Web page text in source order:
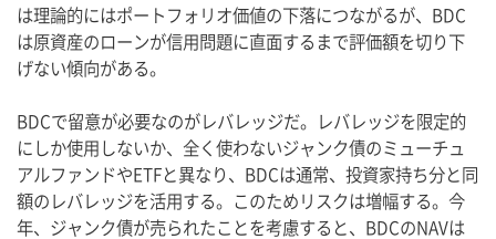
は理論的にはポートフォリオ価値の下落につながるが、BDC
は原資産のローンが信用問題に直面するまで評価額を切り下
げない傾向がある。
BDCで留意が必要なのがレバレッジだ。レバレッジを限定的
にしか使用しないか、全く使わないジャンク債のミューチュ
アルファンドやETFと異なり、BDCは通常、投資家持ち分と同
額のレバレッジを活用する。このためリスクは増幅する。今
年、ジャンク債が売られたことを考慮すると、BDCのNAVは